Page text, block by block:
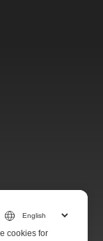
cookies for